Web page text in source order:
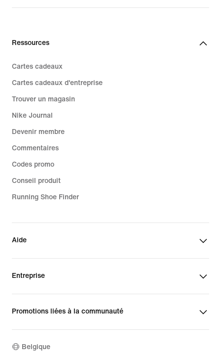
44,99 €
Ressources
Cartes cadeaux
Cartes cadeaux d'entreprise
Trouver un magasin
Nike Journal
Devenir membre
Commentaires
Codes promo
Conseil produit
Running Shoe Finder
Aide
Entreprise
Promotions liées à la communauté
Belgique